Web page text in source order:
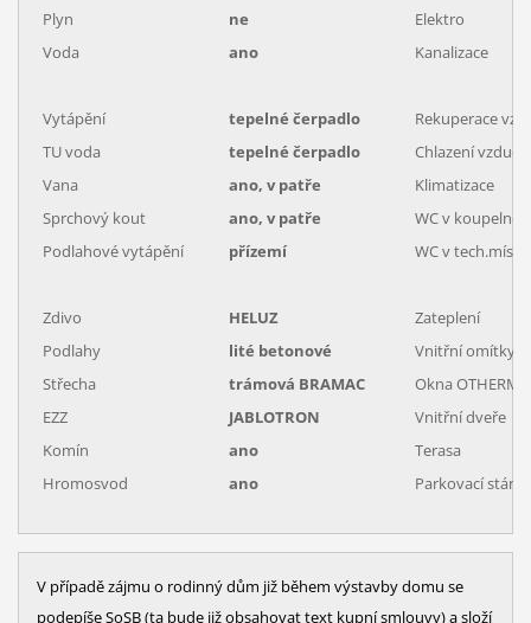
Plyn ne
Elektro
Voda
ano Kanalizace
Vytápění tepelné čerpadlo
Rekuperace
TU voda
tepelné čerpadlo
Chlazení
Vana
ano, v patře
Klimatizace
Sprchový kout
ano, v patře
WC v koupelně
Podlahové vytápění
přízemí WC v
Zdivo HELUZ
Zateplení
Podlahy
lité betonové
Vnitřní omítky
Střecha
trámová BRAMAC
Okna OTHERM
EZZ
JABLOTRON
Vnitřní dveře
Komín
ano
Terasa
Hromosvod
ano Parkovací stání
V případě zájmu o rodinný dům již během výstavby domu se
podepíše SoSB (ta bude již obsahovat text kupní smlouvy) a složí